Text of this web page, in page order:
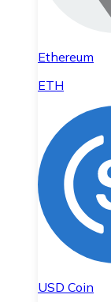
Ethereum
ETH
USD Coin